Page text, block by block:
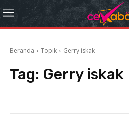
Beranda Topik Gerry iskak
Tag: Gerry iskak